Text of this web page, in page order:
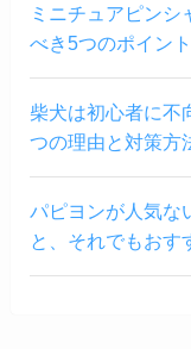
ミニチュアピンシ
べき5つのポイン
柴犬は初心者に不
つの理由と対策方
パピヨンが人気な
と、それでもおす